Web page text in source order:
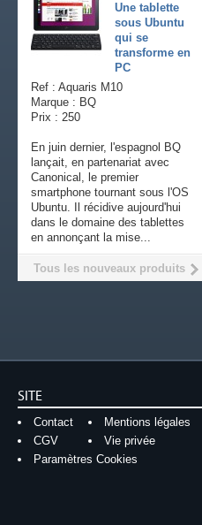
Une tablette
sous Ubuntu
qui se
transforme en
PC
Ref : Aquaris M10
Marque : BQ
Prix : 250
En juin dernier, l'espagnol BQ
lançait, en partenariat avec
Canonical, le premier
smartphone tournant sous l'OS
Ubuntu. Il récidive aujourd'hui
dans le domaine des tablettes
en annonçant la mise...
Tous les nouveaux produits
SITE
Contact
Mentions légales
CGV
Vie privée
Paramètres Cookies